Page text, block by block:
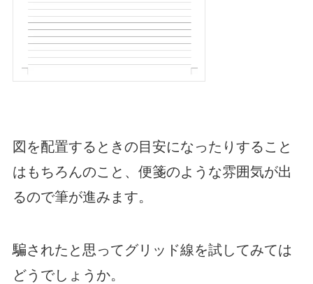
図を配置するときの目安になったりすること
はもちろんのこと、便箋のような雰囲気が出
るので筆が進みます。
騙されたと思ってグリッド線を試してみては
どうでしょうか。